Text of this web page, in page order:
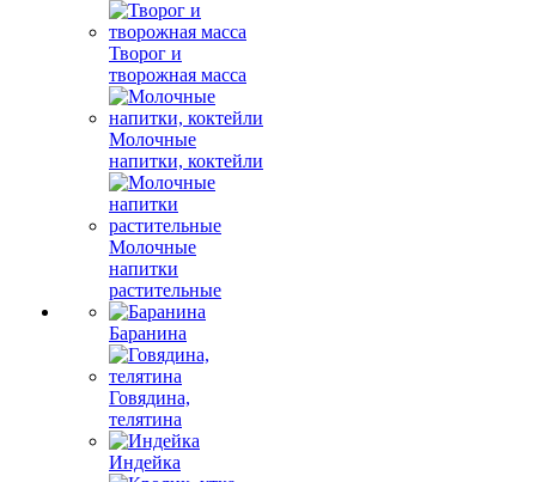
Творог и
творожная масса
Молочные
напитки, коктейли
Молочные
напитки
растительные
Баранина
Говядина,
телятина
Индейка